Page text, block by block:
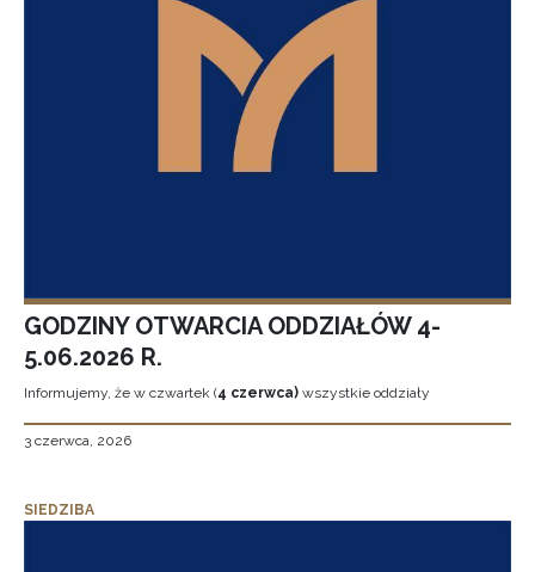
GODZINY OTWARCIA ODDZIAŁÓW 4-
5.06.2026 R.
Informujemy, że w czwartek (4 czerwca) wszystkie oddziały
3 czerwca, 2026
SIEDZIBA